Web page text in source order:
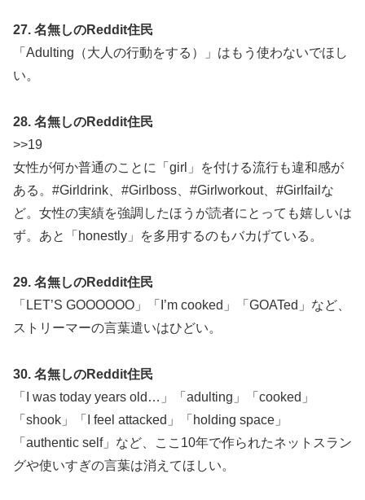
27. 名無しのReddit住民
「Adulting（大人の行動をする）」はもう使わないでほし
い。
28. 名無しのReddit住民
>>19
女性が何か普通のことに「girl」を付ける流行も違和感が
ある。#Girldrink、#Girlboss、#Girlworkout、#Girlfailな
ど。女性の実績を強調したほうが読者にとっても嬉しいは
ず。あと「honestly」を多用するのもバカげている。
29. 名無しのReddit住民
「LET’S GOOOOOO」「I’m cooked」「GOATed」など、
ストリーマーの言葉遣いはひどい。
30. 名無しのReddit住民
「I was today years old…」「adulting」「cooked」
「shook」「I feel attacked」「holding space」
「authentic self」など、ここ10年で作られたネットスラン
グや使いすぎの言葉は消えてほしい。